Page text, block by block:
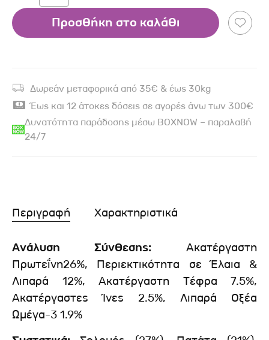
Προσθήκη στο καλάθι
Δωρεάν μεταφορικά από 35€ & έως 30kg
Έως και 12 άτοκες δόσεις σε αγορές άνω των 300€
Δυνατότητα παράδοσης μέσω BOXNOW – παραλαβή
24/7
Περιγραφή Χαρακτηριστικά
Ανάλυση Σύνθεσης: Ακατέργαστη
Πρωτεΐνη26%, Περιεκτικότητα σε Έλαια &
Λιπαρά 12%, Ακατέργαστη Τέφρα 7.5%,
Ακατέργαστες Ίνες 2.5%, Λιπαρά Οξέα
Ωμέγα-3 1.9%